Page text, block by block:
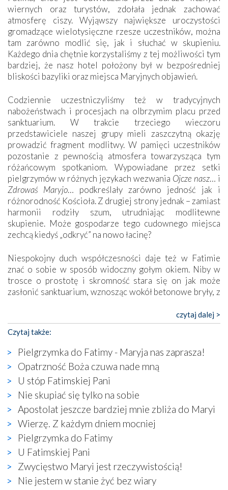
wiernych oraz turystów, zdołała jednak zachować
atmosferę ciszy. Wyjąwszy największe uroczystości
gromadzące wielotysięczne rzesze uczestników, można
tam zarówno modlić się, jak i słuchać w skupieniu.
Każdego dnia chętnie korzystaliśmy z tej możliwości tym
bardziej, że nasz hotel położony był w bezpośredniej
bliskości bazyliki oraz miejsca Maryjnych objawień.
Codziennie uczestniczyliśmy też w tradycyjnych
nabożeństwach i procesjach na olbrzymim placu przed
sanktuarium. W trakcie trzeciego wieczoru
przedstawiciele naszej grupy mieli zaszczytną okazję
prowadzić fragment modlitwy. W pamięci uczestników
pozostanie z pewnością atmosfera towarzysząca tym
różańcowym spotkaniom. Wypowiadane przez setki
pielgrzymów w różnych językach wezwania Ojcze nasz… i
Zdrowaś Maryjo… podkreślały zarówno jedność jak i
różnorodność Kościoła. Z drugiej strony jednak – zamiast
harmonii rodziły szum, utrudniając modlitewne
skupienie. Może gospodarze tego cudownego miejsca
zechcą kiedyś „odkryć” na nowo łacinę?
Niespokojny duch współczesności daje też w Fatimie
znać o sobie w sposób widoczny gołym okiem. Niby w
trosce o prostotę i skromność stara się on jak może
zasłonić sanktuarium, wznosząc wokół betonowe bryły, z
katolickiego kultu. Tylko co wspólnego z żywą,
autentyczną wiarą mogą mieć płaskie, szare bunkry albo
kaplice, w których Tabernakulum przypomina bardziej
skrzynkę na narzędzia? Albo co powiedzieć o ustawionym
tuż przy nowej bazylice wielkim krzyżu, na którym
zamiast Chrystusa umieszczono dziwaczną postać jakby
wyjętą ze starożytnych hieroglifów? W kulturowym
kontekście naszych czasów to raczej karykatura niż godny
wizerunek Zbawiciela…
Zatem nawet w bezpośrednim otoczeniu sanktuarium
naocznie przekonaliśmy się, że wewnątrz Kościoła toczy
się ogromna walka o kształt katolicyzmu i o serca
wierzących. Do czego to zmaganie może prowadzić,
widzieliśmy w urokliwym, niewielkim mieście Obidos,
gdzie w miejscu dawnego kościoła działa dzisiaj…
księgarnia.
czytaj dalej >
Czytaj także:
Pielgrzymka do Fatimy - Maryja nas zaprasza!
Opatrzność Boża czuwa nade mną
U stóp Fatimskiej Pani
Nie skupiać się tylko na sobie
Apostolat jeszcze bardziej mnie zbliża do Maryi
Wierzę. Z każdym dniem mocniej
Pielgrzymka do Fatimy
U Fatimskiej Pani
Zwycięstwo Maryi jest rzeczywistością!
Nie jestem w stanie żyć bez wiary